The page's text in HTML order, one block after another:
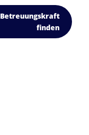
Betreuungskraft
finden